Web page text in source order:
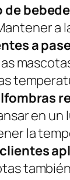
de
a
a
en
la